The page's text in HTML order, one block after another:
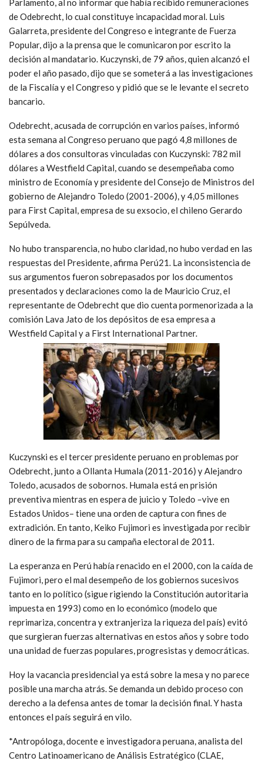
de Odebrecht, lo cual constituye incapacidad moral. Luis
Galarreta, presidente del Congreso e integrante de Fuerza
Popular, dijo a la prensa que le comunicaron por escrito la
decisión al mandatario. Kuczynski, de 79 años, quien alcanzó el
poder el año pasado, dijo que se someterá a las investigaciones
de la Fiscalía y el Congreso y pidió que se le levante el secreto
bancario.
Odebrecht, acusada de corrupción en varios países, informó
esta semana al Congreso peruano que pagó 4,8 millones de
dólares a dos consultoras vinculadas con Kuczynski: 782 mil
dólares a Westfield Capital, cuando se desempeñaba como
ministro de Economía y presidente del Consejo de Ministros del
gobierno de Alejandro Toledo (2001-2006), y 4,05 millones
para First Capital, empresa de su exsocio, el chileno Gerardo
Sepúlveda.
No hubo transparencia, no hubo claridad, no hubo verdad en las
respuestas del Presidente, afirma Perú21. La inconsistencia de
sus argumentos fueron sobrepasados por los documentos
presentados y declaraciones como la de Mauricio Cruz, el
representante de Odebrecht que dio cuenta pormenorizada a la
comisión Lava Jato de los depósitos de esa empresa a
Westfield Capital y a First International Partner.
Kuczynski es el tercer presidente peruano en problemas por
Odebrecht, junto a Ollanta Humala (2011-2016) y Alejandro
Toledo, acusados de sobornos. Humala está en prisión
preventiva mientras en espera de juicio y Toledo –vive en
Estados Unidos– tiene una orden de captura con fines de
extradición. En tanto, Keiko Fujimori es investigada por recibir
dinero de la firma para su campaña electoral de 2011.
La esperanza en Perú había renacido en el 2000, con la caída de
Fujimori, pero el mal desempeño de los gobiernos sucesivos
tanto en lo político (sigue rigiendo la Constitución autoritaria
impuesta en 1993) como en lo económico (modelo que
reprimariza, concentra y extranjeriza la riqueza del país) evitó
que surgieran fuerzas alternativas en estos años y sobre todo
una unidad de fuerzas populares, progresistas y democráticas.
Hoy la vacancia presidencial ya está sobre la mesa y no parece
posible una marcha atrás. Se demanda un debido proceso con
derecho a la defensa antes de tomar la decisión final. Y hasta
entonces el país seguirá en vilo.
*Antropóloga, docente e investigadora peruana, analista del
Centro Latinoamericano de Análisis Estratégico (CLAE,